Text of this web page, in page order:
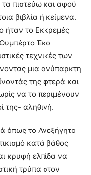
πιστεύω και αφού
βιβλία ή κείμενα.
ήταν το Εκκρεμές
Έκο
τεχνικές των
μια ανύπαρκτη
της φτερά και
να το περιμένουν
της- αληθινή.
όπως το Ανεξήγητο
κατά βάθος
κρυφή ελπίδα να
τρύπα στον